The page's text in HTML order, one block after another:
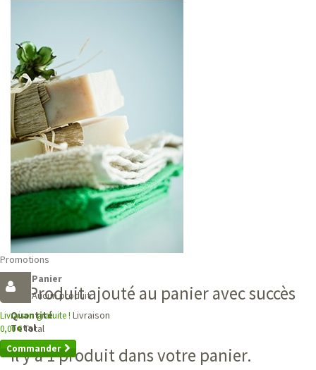
Promotions
Panier
Aucun produit
Livraison gratuite ! Livraison
0,00 €Total
Commander
Produit ajouté au panier avec succès
Quantité
Total
Il y a 1 produit dans votre panier.